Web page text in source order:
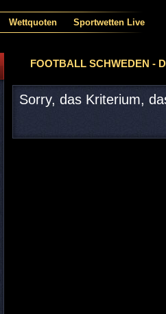
Wettquoten Sportwetten Live
FOOTBALL SCHWEDEN -
Sorry, das Kriterium,